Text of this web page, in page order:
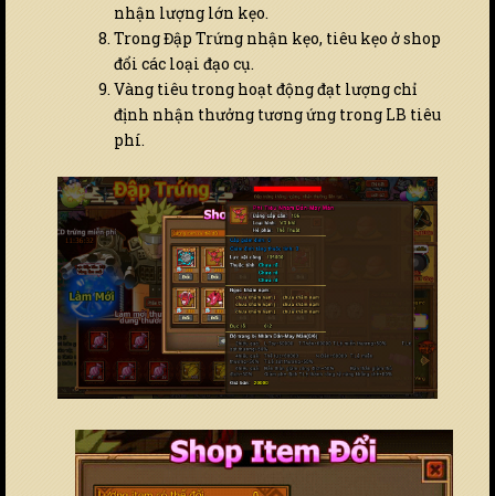
nhận lượng lớn kẹo.
Trong Đập Trứng nhận kẹo, tiêu kẹo ở shop
đổi các loại đạo cụ.
Vàng tiêu trong hoạt động đạt lượng chỉ
định nhận thưởng tương ứng trong LB tiêu
phí.